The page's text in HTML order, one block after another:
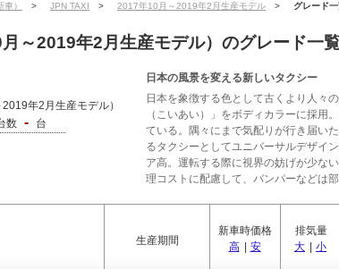
車） > JPN TAXI > 2017年10月～2019年2月生産モデル > グレード
～2019年2月生産モデル）のグレード一
年2月生産モデル）
数
- 台
日本の風景を変える新しいタクシー
日本を象徴する色として古くより人々
（こいあい）」をボディカラーに採用
ている。隅々にまで気配りが行き届い
るタクシーとしてユニバーサルデザイ
ア高。運転する際に視界の妨げが少な
理コストに配慮して、バンパーなどは
生産期間
新車時価格
高
安
排気量
大
小